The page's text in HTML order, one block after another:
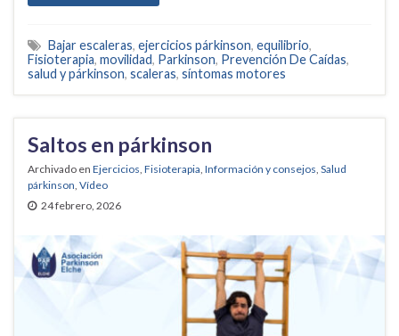
Bajar escaleras, ejercicios párkinson, equilibrio,
Fisioterapia, movilidad, Parkinson, Prevención De Caídas,
salud y párkinson, scaleras, síntomas motores
Saltos en párkinson
Archivado en Ejercicios, Fisioterapia, Información y consejos, Salud
párkinson, Vídeo
24 febrero, 2026